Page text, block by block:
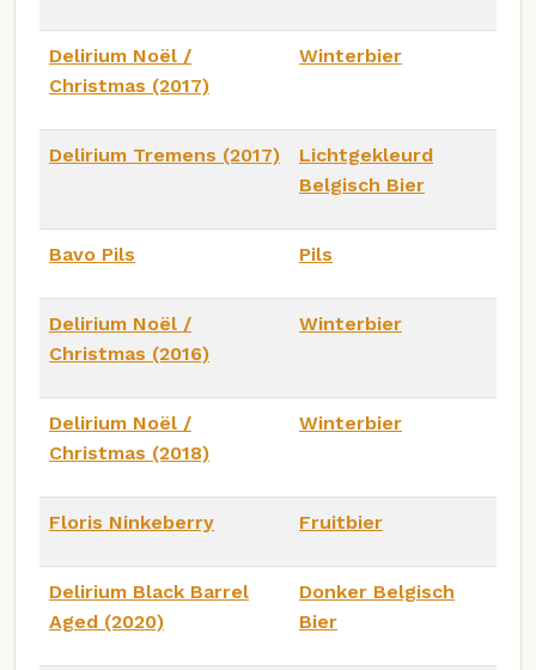
Delirium Noël /
Christmas (2017)
Winterbier
Delirium Tremens (2017)
Lichtgekleurd
Belgisch Bier
Bavo Pils Pils
Delirium Noël /
Christmas (2016)
Winterbier
Delirium Noël /
Christmas (2018)
Winterbier
Floris Ninkeberry Fruitbier
Delirium Black Barrel
Aged (2020)
Donker Belgisch
Bier